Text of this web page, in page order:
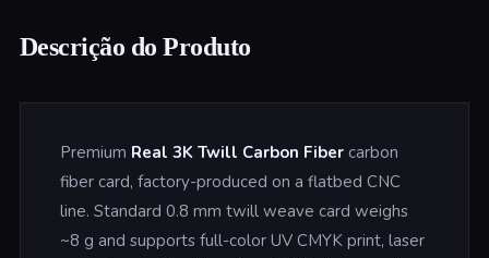
Descrição do Produto
Premium Real 3K Twill Carbon Fibercarbon
fiber card, factory-produced on a flatbed CNC
line. Standard 0.8 mm twill weave card weighs
~8 g and supports full-color UV CMYK print, laser